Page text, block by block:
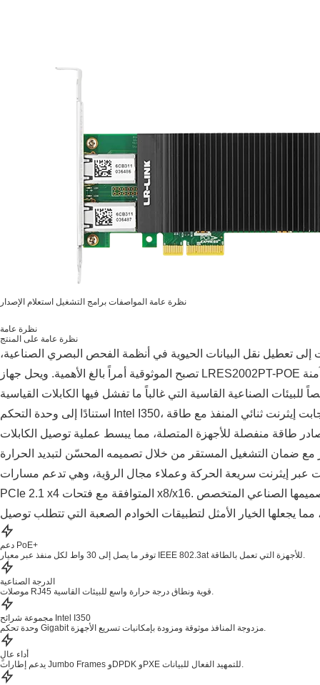
نظرة عامة المواصفات برامج التشغيل استعلام الإصدار
نظرة عامة
نظرة عامة على المنتج
إلى تعطيل نقل البيانات الحيوية في أنظمة الفحص البصري الصناعية،
تصبح الموثوقية أمراً بالغ الأهمية. ويحل جهاز LRES2002PT-POE هذه المشكلة من خلال توفير واجهة توصيل آمنة
استنادًا إلى وحدة التحكم Intel I350، يوفر هذا المحول أداء شبكة جيجابت إيثرنت ثنائي المنفذ مع طاقة PoE+ تصل إلى
طاقة منفصلة للأجهزة المتصلة، مما يبسط عملية توصيل الكابلات
عبر إيثرنت سريعة الحركة وعملاء مجال الرؤية، وهي تدعم مسارات
PCIe 2.1 x4 المتوافقة مع فتحات x8/x16. يضمن تصميمها الصناعي المتخصص RJ45 وموصلاتها الذهبية السميكة
دعم PoE+
توفر ما يصل إلى 30 واط لكل منفذ عبر معيار IEEE 802.3at للأجهزة التي تعمل بالطاقة.
الدرجة الصناعية
موصلات RJ45 قوية ونطاق درجة حرارة واسع للبيئات القاسية.
مجموعة شرائح Intel I350
وحدة تحكم Gigabit مزدوجة المنافذ موثوقة ومزودة بإمكانيات تسريع الأجهزة.
أداء عالٍ
يدعم إطارات Jumbo Frames وDPDK وPXE للتمهيد الفعال للبيانات.